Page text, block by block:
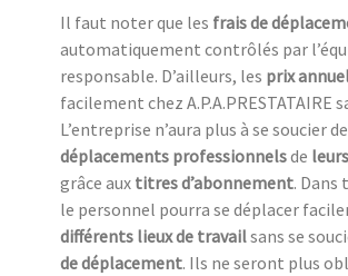
Il faut noter que les frais de
automatiquement contrôlés par
responsable. D’ailleurs, les prix
facilement chez A.P.A.PRESTATAIRE
L’entreprise n’aura plus à se soucier
déplacements professionnelsde
grâce aux titres d’abonnement. Dans
le personnel pourra se déplacer
différents lieux de travailsans se
de déplacement. Ils ne seront plus